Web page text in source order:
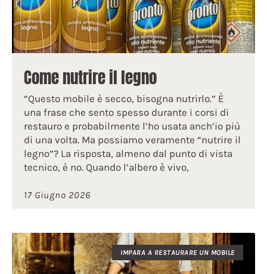
Come nutrire il legno
“Questo mobile è secco, bisogna nutrirlo.” È
una frase che sento spesso durante i corsi di
restauro e probabilmente l’ho usata anch’io più
di una volta. Ma possiamo veramente “nutrire il
legno”? La risposta, almeno dal punto di vista
tecnico, è no. Quando l’albero è vivo,
17 Giugno 2026
IMPARA A RESTAURARE UN MOBILE